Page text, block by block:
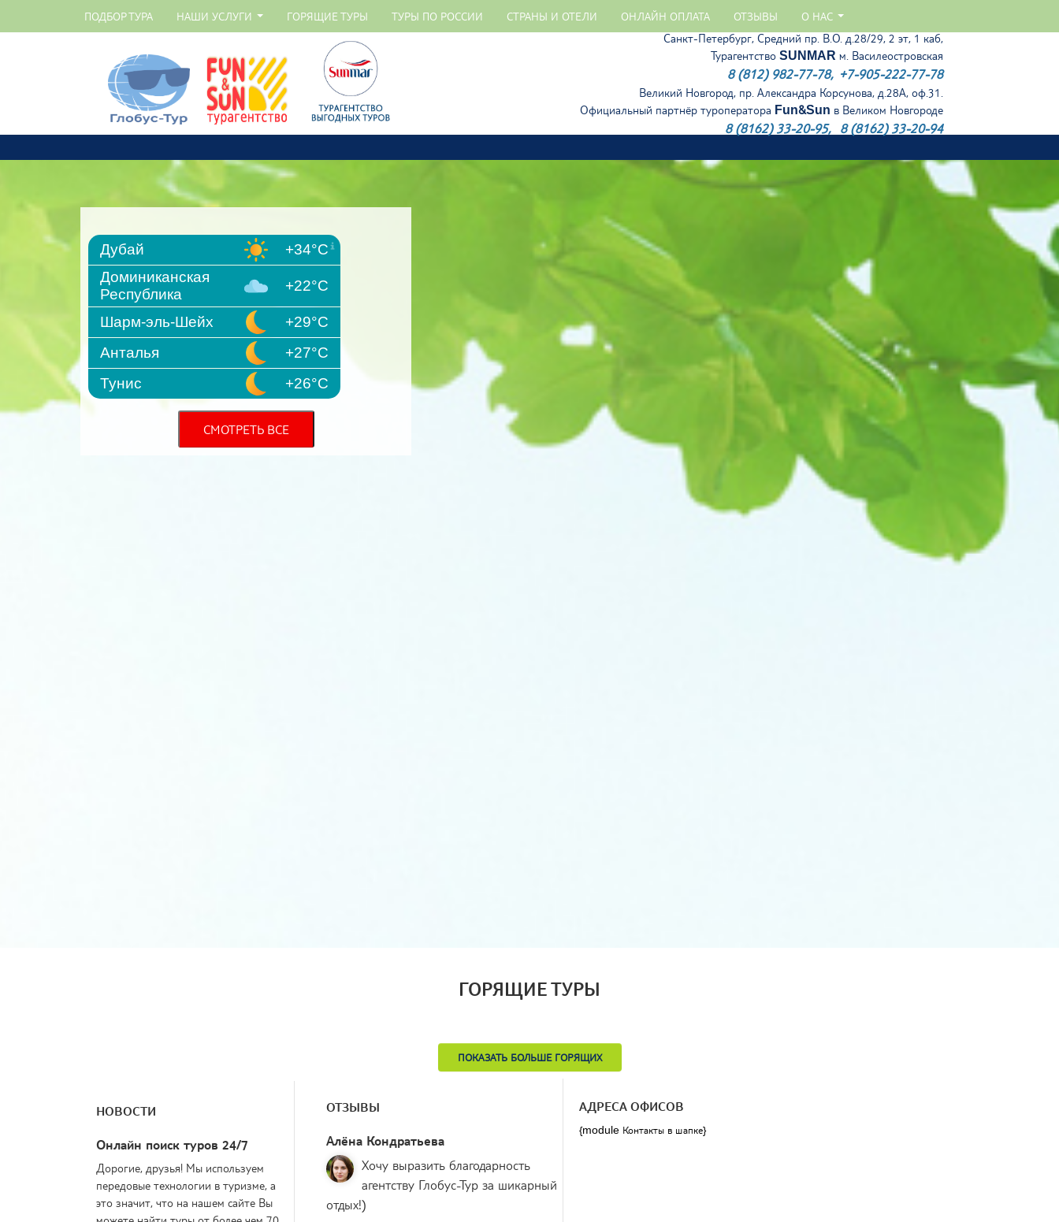
ПОДБОР ТУРА НАШИ УСЛУГИ ГОРЯЩИЕ ТУРЫ ТУРЫ ПО РОССИИ СТРАНЫ И ОТЕЛИ ОНЛАЙН ОПЛАТА ОТЗЫВЫ О НАС
Санкт-Петербург, Средний пр. В.О. д.28/29, 2 эт, 1 каб,
ТурагентствоSUNMAR м. Василеостровская
8 (812) 982-77-78, +7-905-222-77-78
Великий Новгород, пр. Александра Корсунова, д.28А, оф.31.
Официальный партнёр туроператора Fun&Sun в Великом Новгороде
8 (8162) 33-20-95, 8 (8162) 33-20-94
Дубай
+34°C
Доминиканская
Республика
+22°C
Шарм-эль-Шейх
+29°C
Анталья
+27°C
Тунис
+26°C
СМОТРЕТЬ ВСЕ
ГОРЯЩИЕ ТУРЫ
ПОКАЗАТЬ БОЛЬШЕ ГОРЯЩИХ
НОВОСТИ
Онлайн поиск туров 24/7
Дорогие, друзья! Мы используем
передовые технологии в туризме, а
это значит, что на нашем сайте Вы
ОТЗЫВЫ
Алёна Кондратьева
Хочу выразить благодарность
агентству Глобус-Тур за шикарный
отдых!)
АДРЕСА ОФИСОВ
{module Контакты в шапке}